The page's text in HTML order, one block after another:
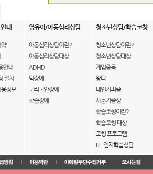
내 영유아/아동심리상담 청소년상담/학습코칭
안내
절차
정보
아동심리상담이란?
아동심리상담대상
ADHD
틱장애
분리불안장애
학습장애
청소년상담이란?
청소년상담대상
게임중독
왕따
대인기피증
사춘기증상
학습코칭이란?
학습코칭 대상
코칭 프로그램
FIE 인지학습상담